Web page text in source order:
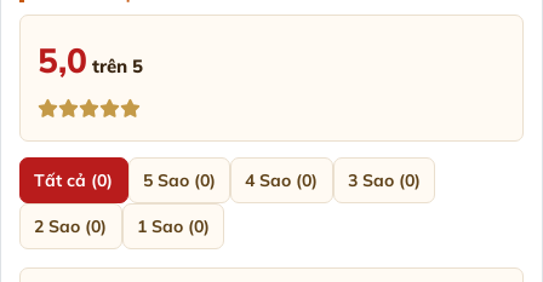
5,0 trên 5
Tất cả (0) 5 Sao (0) 4 Sao (0) 3 Sao (0)
2 Sao (0) 1 Sao (0)